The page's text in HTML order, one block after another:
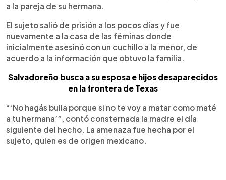
a la pareja de su hermana.
El sujeto salió de prisión a los pocos días y fue
nuevamente a la casa de las féminas donde
inicialmente asesinó con un cuchillo a la menor, de
acuerdo a la información que obtuvo la familia.
Salvadoreño busca a su esposa e hijos desaparecidos
en la frontera de Texas
“‘No hagás bulla porque si no te voy a matar como maté
a tu hermana’”, contó consternada la madre el día
siguiente del hecho. La amenaza fue hecha por el
sujeto, quien es de origen mexicano.